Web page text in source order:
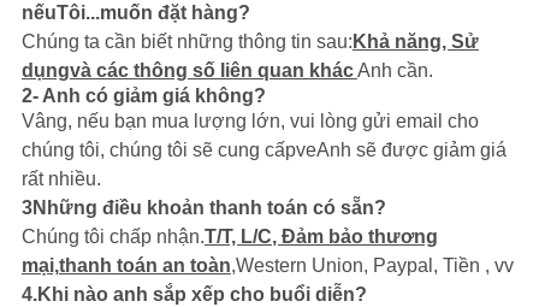
nếuTôi...muốn đặt hàng?
Chúng ta cần biết những thông tin sau: Khả năng, Sử
dụngvà các thông số liên quan khácAnh cần.
2- Anh có giảm giá không?
Vâng, nếu bạn mua lượng lớn, vui lòng gửi email cho
chúng tôi, chúng tôi sẽ cung cấpveAnh sẽ được giảm giá
rất nhiều.
3Những điều khoản thanh toán có sẵn?
Chúng tôi chấp nhận.T/T, L/C, Đảm bảo thương
mại,thanh toán an toàn,Western Union, Paypal, Tiền , vv
4.Khi nào anh sắp xếp cho buổi diễn?